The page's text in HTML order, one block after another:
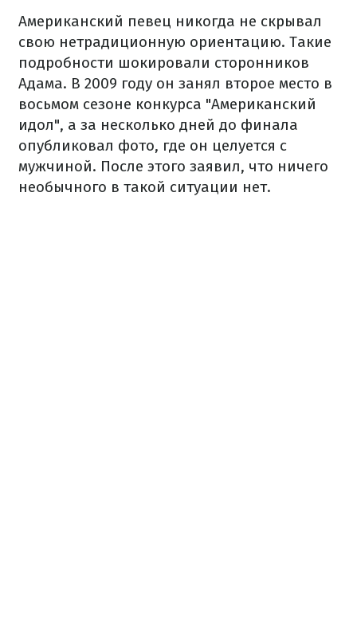
Американский певец никогда не скрывал
свою нетрадиционную ориентацию. Такие
подробности шокировали сторонников
Адама. В 2009 году он занял второе место в
восьмом сезоне конкурса "Американский
идол", а за несколько дней до финала
опубликовал фото, где он целуется с
мужчиной. После этого заявил, что ничего
необычного в такой ситуации нет.